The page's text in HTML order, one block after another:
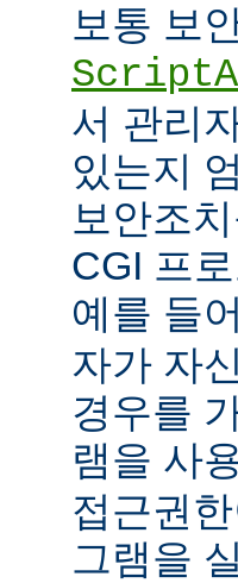
보통 보
서 관리
있는지
보안조
CGI 프
예를 들
자가 자
경우를
램을 사
접근권
그램을